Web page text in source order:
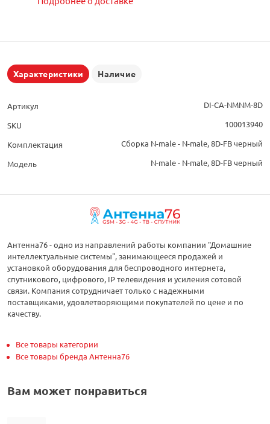
Характеристики Наличие
Артикул
DI-CA-NMNM-8D
SKU
100013940
Комплектация
Сборка N-male - N-male, 8D-FB черный
Модель
N-male - N-male, 8D-FB черный
Антенна76 - одно из направлений работы компании "Домашние
интеллектуальные системы", занимающееся продажей и
установкой оборудования для беспроводного интернета,
спутникового, цифрового, IP телевидения и усиления сотовой
связи. Компания сотрудничает только с надежными
поставщиками, удовлетворяющими покупателей по цене и по
качеству.
Все товары категории
Все товары бренда Антенна76
Вам может понравиться